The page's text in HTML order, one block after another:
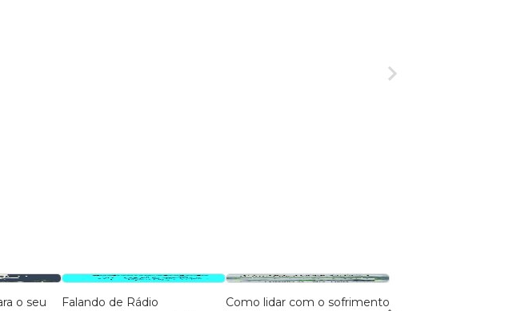
o seu
Falando de Rádio
Como lidar com o sofrimento